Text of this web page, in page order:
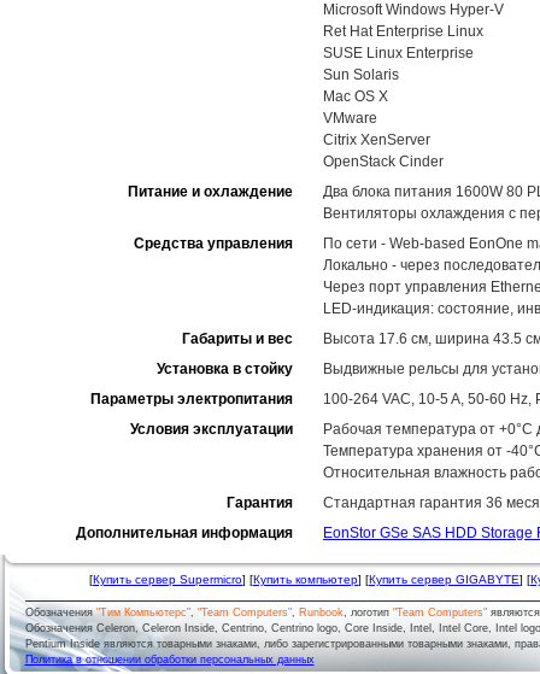
Microsoft Windows Hyper-V
Ret Hat Enterprise Linux
SUSE Linux Enterprise
Sun Solaris
Mac OS X
VMware
Citrix XenServer
OpenStack Cinder
Питание и охлаждение
Два блока питания 1600W 80
Вентиляторы охлаждения с
Средства управления
По сети - Web-based EonOne
Локально - через
Через порт управления
LED-индикация: состояние,
Габариты и вес
Высота 17.6 см, ширина 43.5
Установка в стойку
Выдвижные рельсы для
Параметры электропитания
100-264 VAC, 10-5 A, 50-60 Hz,
Условия эксплуатации
Рабочая температура от +0°C
Температура хранения от -
Относительная влажность
Гарантия
Стандартная гарантия 36
Дополнительная информация
EonStor GSe SAS HDD Storage
[Купить сервер Supermicro] [Купить компьютер] [Купить сервер GIGABYTE] [
Обозначения"Тим Компьютерс", "Team Computers", Runbook, логотип "Team Computers"
Обозначения Celeron, Celeron Inside, Centrino, Centrino logo, Core Inside, Intel, Intel Core, Intel
Pentium Inside являются товарными знаками, либо зарегистрированными товарными знаками,
Политика в отношении обработки персональных данных